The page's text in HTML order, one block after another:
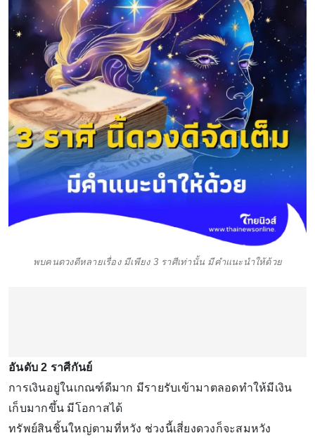
พบคนดวงดีหลายเรื่อง มีเพียง 3 ราศีเท่านั้น มีคำแนะนำให้ด้วย
อันดับ 2 ราศีกันย์
การเงินอยู่ในเกณฑ์ดีมาก มีรายรับเข้ามาตลอดทำให้มีเงิน
เก็บมากขึ้น มีโอกาสได้
ทรัพย์สินชิ้นใหญ่ตามที่หวัง ช่วงนี้เสี่ยงดวงก็จะสมหวัง